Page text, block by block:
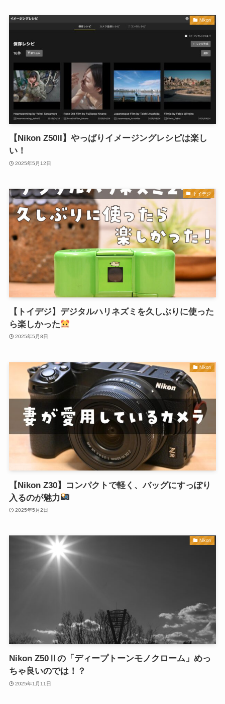
Nikon
【Nikon Z50II】やっぱりイメージングレシピは楽し
い！
2025年5月12日
トイデジ
【トイデジ】デジタルハリネズミを久しぶりに使った
ら楽しかった
2025年5月8日
Nikon
【Nikon Z30】コンパクトで軽く、バッグにすっぽり
入るのが魅力
2025年5月2日
Nikon
Nikon Z50Ⅱの「ディープトーンモノクローム」めっ
ちゃ良いのでは！？
2025年1月11日